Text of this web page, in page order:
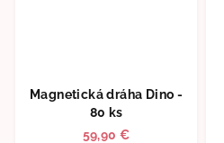
Magnetická dráha Dino -
80 ks
59,90 €